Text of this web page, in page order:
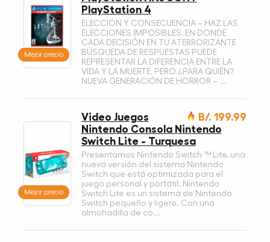
Mejor precio
PlayStation 4
ELECCIÓN Y CONSECUENCIA – HAZ LAS
ELECCIONES IMPOSIBLES, EN DONDE
CADA DECISIÓN EN TU ATERRORIZANTE
BÚSQUEDA DE RESPUESTAS PUEDE
REPRESENTAR LA DIFERENCIA ENTRE LA
VIDA Y LA MUERTE, PERO ¿PARA QUIÉN?
NUEVA GENERACIÓN DE HORROR – ...
Mejor precio
B/. 199.99
Video Juegos
Nintendo Consola Nintendo
Switch Lite - Turquesa
Presentamos Nintendo Switch ™ Lite, una
nueva versión del sistema Nintendo
Switch que está optimizada para el
juego personal y portátil. Nintendo
Switch Lite es un sistema de Nintendo
Switch pequeño y ligero. Con una
almohadilla de co...